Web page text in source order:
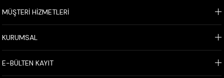
MÜŞTERİ HİZMETLERİ
KURUMSAL
E-BÜLTEN KAYIT